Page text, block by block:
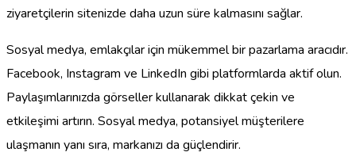
ziyaretçilerin sitenizde daha uzun süre kalmasını sağlar.
Sosyal medya, emlakçılar için mükemmel bir pazarlama aracıdır.
Facebook, Instagram ve LinkedIn gibi platformlarda aktif olun.
Paylaşımlarınızda görseller kullanarak dikkat çekin ve
etkileşimi artırın. Sosyal medya, potansiyel müşterilere
ulaşmanın yanı sıra, markanızı da güçlendirir.